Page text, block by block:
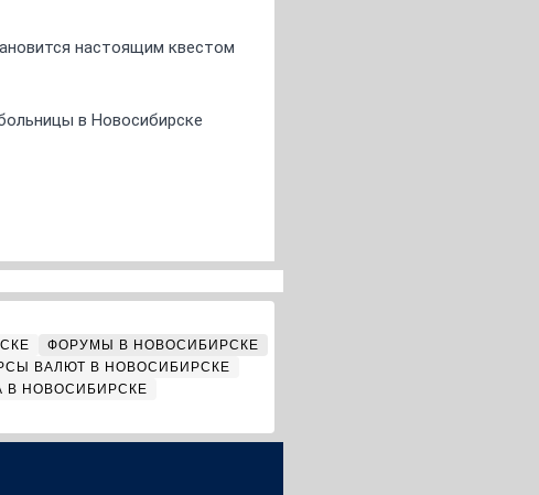
настоящим квестом
в Новосибирске
ФОРУМЫ В НОВОСИБИРСКЕ
ВАЛЮТ В НОВОСИБИРСКЕ
В НОВОСИБИРСКЕ